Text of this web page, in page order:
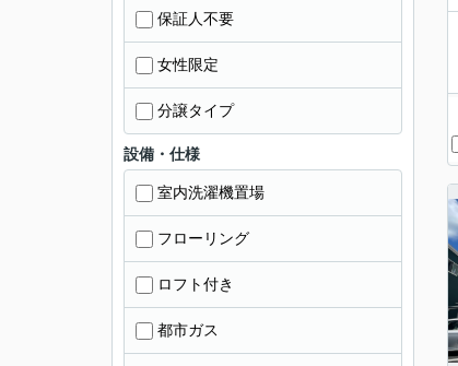
保証人不要
女性限定
分譲タイプ
設備・仕様
室内洗濯機置場
フローリング
ロフト付き
都市ガス